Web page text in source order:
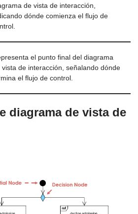
de vista de interacción,
dónde comienza el flujo de
el punto final del diagrama
vista de interacción, señalando dónde
el flujo de control.
diagrama de vista de